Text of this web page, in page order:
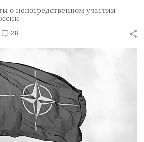
о непосредственном участии
28